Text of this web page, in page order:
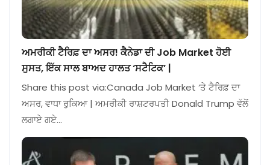
ਅਮਰੀਕੀ ਟੈਰਿਫ਼ ਦਾ ਅਸਰ! ਕੈਨੇਡਾ ਦੀ Job Market ਹੋਈ
ਸੁਸਤ, ਇੱਕ ਸਾਲ ਬਾਅਦ ਹਾਲਤ ‘ਸਟੈਟਿਕ’ |
Share this post via:Canada Job Market ‘ਤੇ ਟੈਰਿਫ਼ ਦਾ
ਅਸਰ, ਵਾਧਾ ਰੁਕਿਆ | ਅਮਰੀਕੀ ਰਾਸ਼ਟਰਪਤੀ Donald Trump ਵੱਲੋਂ
ਲਗਾਏ ਗਏ…